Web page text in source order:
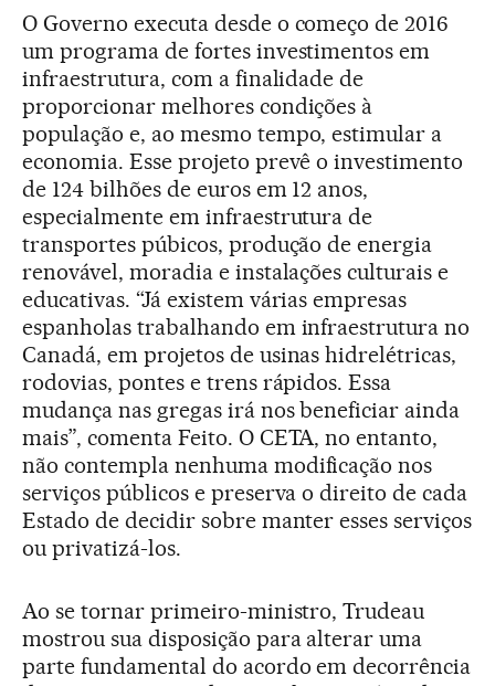
O Governo executa desde o começo de 2016
um programa de fortes investimentos em
infraestrutura, com a finalidade de
proporcionar melhores condições à
população e, ao mesmo tempo, estimular a
economia. Esse projeto prevê o investimento
de 124 bilhões de euros em 12 anos,
especialmente em infraestrutura de
transportes púbicos, produção de energia
renovável, moradia e instalações culturais e
educativas. “Já existem várias empresas
espanholas trabalhando em infraestrutura no
Canadá, em projetos de usinas hidrelétricas,
rodovias, pontes e trens rápidos. Essa
mudança nas gregas irá nos beneficiar ainda
mais”, comenta Feito. O CETA, no entanto,
não contempla nenhuma modificação nos
serviços públicos e preserva o direito de cada
Estado de decidir sobre manter esses serviços
ou privatizá-los.
Ao se tornar primeiro-ministro, Trudeau
mostrou sua disposição para alterar uma
parte fundamental do acordo em decorrência